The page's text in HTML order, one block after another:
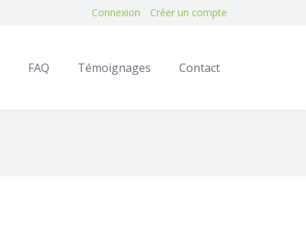
Connexion Créer un compte
FAQ Témoignages Contact